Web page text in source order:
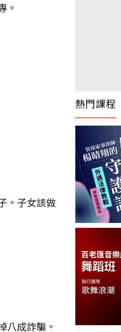
。
。子女該做
八成詐騙。
熱門課程